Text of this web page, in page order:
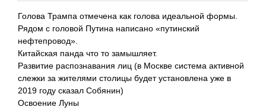
Голова Трампа отмечена как голова идеальной формы.
Рядом с головой Путина написано «путинский
нефтепровод».
Китайская панда что то замышляет.
Развитие распознавания лиц (в Москве система активной
слежки за жителями столицы будет установлена уже в
2019 году сказал Собянин)
Освоение Луны